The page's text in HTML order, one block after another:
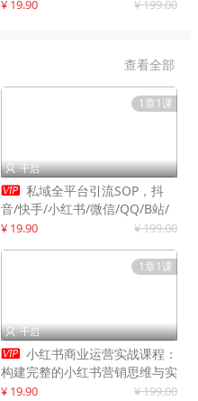
¥ 19.90 ¥ 199.00
查看全部
1章1课
 千启
 私域全平台引流SOP，抖
音/快手/小红书/微信/QQ/B站/
闲鱼等，技术合集，高效转化公
¥ 19.90 ¥ 199.00
1章1课
 千启
 小红书商业运营实战课程：
构建完整的小红书营销思维与实
战能力，案例店铺月销破百万！
¥ 19.90 ¥ 199.00